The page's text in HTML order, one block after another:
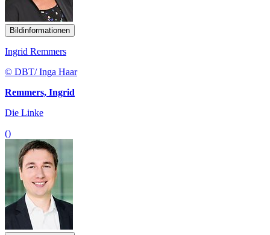
Bildinformationen
Ingrid Remmers
© DBT/ Inga Haar
Remmers, Ingrid
Die Linke
()